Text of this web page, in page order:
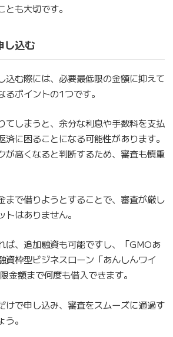
も大切です。
し込む
込む際には、必要最低限の金額に抑えて
ポイントの1つです。
てしまうと、余分な利息や手数料を支払
に困ることになる可能性があります。
が高くなると判断するため、審査も慎重
まで借りようとすることで、審査が厳し
はありません。
ば、追加融資も可能ですし、「GMOあ
資枠型ビジネスローン「あんしんワイ
金額まで何度も借入できます。
けで申し込み、審査をスムーズに通過す
。